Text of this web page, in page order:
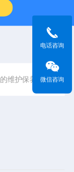
维护保养方法
电话咨询
微信咨询